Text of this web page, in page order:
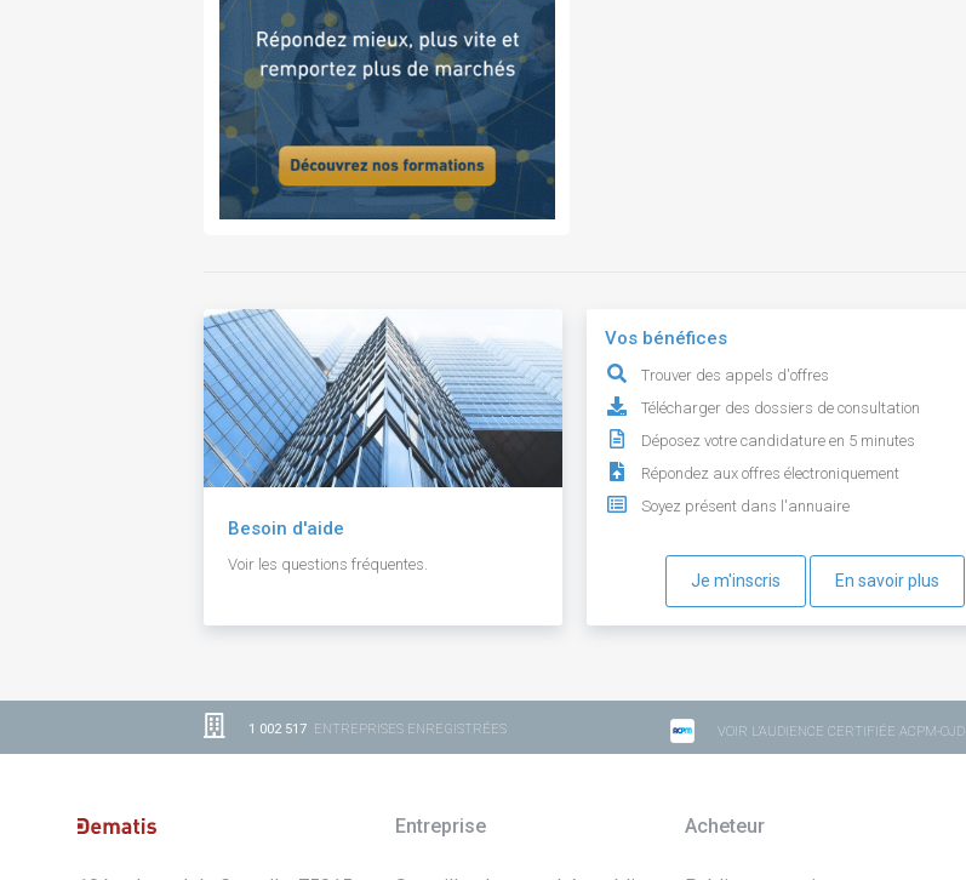
Besoin d'aide
Voir les questions fréquentes.
Vos bénéfices
Trouver des appels d'offres
Télécharger des dossiers de consultation
Déposez votre candidature en 5 minutes
Répondez aux offres électroniquement
Soyez présent dans l'annuaire
Je m'inscris En savoir plus
1 002 517 ENTREPRISES ENREGISTRÉES VOIR L'AUDIENCE CERTIFIÉE ACPM-OJD
Entreprise Acheteur